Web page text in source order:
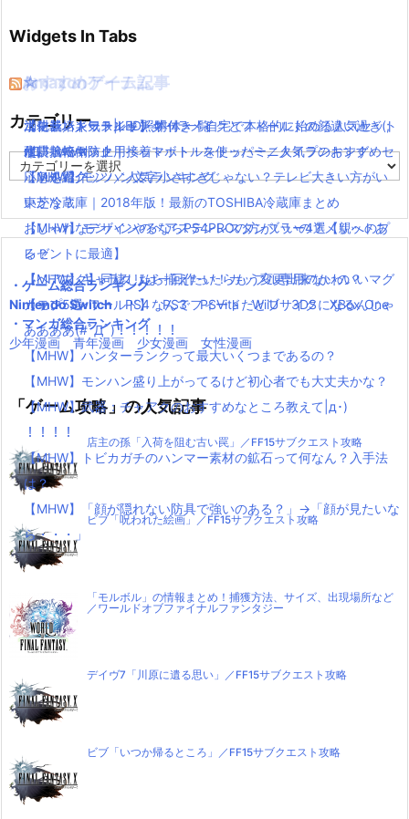
Widgets In Tabs
おすすめゲーム記事
【モンハンワールド】キャラメイクとフィールドの顔違い過ぎ(;
´Д｀)www
【MHW】モンハン文字小さすぎじゃない？テレビ大きい方がい
いかな？
【MHW】モンハンやるならPS4PROの方がいいの？メリットあ
る？
【MHW】キャラクリは一回作ったらもう変更出来ないの？
【モンハンワールド】なんでフィードだとブサイクになるんじゃ
ああああ(#ﾟДﾟ)！！！！！
【MHW】ハンターランクって最大いくつまであるの？
【MHW】モンハン盛り上がってるけど初心者でも大丈夫かな？
【MHW】武器：チャアクのおすすめなところ教えて|д･)
！！！！
【MHW】トビカガチのハンマー素材の鉱石って何なん？入手法
は？
【MHW】「顔が隠れない防具で強いのある？」→「顔が見たいな
ら・・・」
Amazonアイテム
水耕栽培キット|LED照明付き！自宅で本格的に始める人気セット
水耕栽培キット｜ペットボトルを使ったミニタイプのおすすめセ
ットを紹介
東芝冷蔵庫｜2018年版！最新のTOSHIBA冷蔵庫まとめ
おしゃれなデザインのペアステンレスタンブラー4選【親へのプ
レゼントに最適】
【ペアマグ】同棲したら揃えたい！カップル専用のかわいいマグ
カップ5選
☆
ニンテンドースイッチ 本体 一覧
使い捨てマスク
☆
消化器／人気ランキング
耐震・転倒防止用接着マット・ストッパー／人気ランキング
応急処置グッツ／人気ランキング
☆
カテゴリー
テ
リ
ー
・ゲーム総合ランキング
Nintendo Switch
PS4 PS3 PSVita WiiU 3DS
XBox One
・マンガ総合ランキング
少年漫画
青年漫画 少女漫画 女性漫画
「ゲーム攻略」の人気記事
店主の孫「入荷を阻む古い罠」／FF15サブクエスト攻略
ビブ「呪われた絵画」／FF15サブクエスト攻略
「モルボル」の情報まとめ！捕獲方法、サイズ、出現場所など
／ワールドオブファイナルファンタジー
デイヴ7「川原に遺る思い」／FF15サブクエスト攻略
ビブ「いつか帰るところ」／FF15サブクエスト攻略